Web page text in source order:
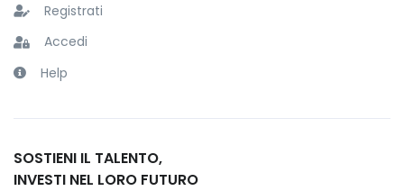
Registrati
Accedi
Help
SOSTIENI IL TALENTO,
INVESTI NEL LORO FUTURO